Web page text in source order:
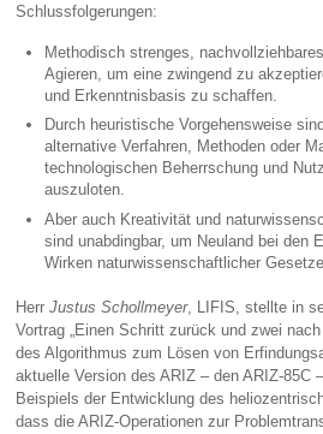
Schlussfolgerungen:
Methodisch strenges,
Agieren, um eine zwingend zu
und Erkenntnisbasis zu schaffen.
Durch heuristische Vorgehensweise
alternative Verfahren, Methoden oder
technologischen Beherrschung und
auszuloten.
Aber auch Kreativität und
sind unabdingbar, um Neuland bei den
Wirken naturwissenschaftlicher
HerrJustus Schollmeyer, LIFIS, stellte in
Vortrag „Einen Schritt zurück und zwei
des Algorithmus zum Lösen von
aktuelle Version des ARIZ – den ARIZ-85C
Beispiels der Entwicklung des
dass die ARIZ-Operationen zur